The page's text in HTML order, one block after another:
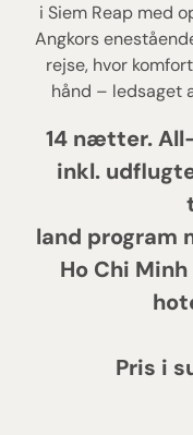
i Siem Reap med
Angkors
rejse, hvor
hånd – ledsaget
14 nætter.
inkl.
land program
Ho Chi
Pris i